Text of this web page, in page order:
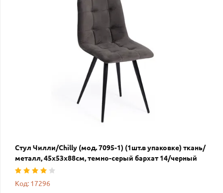
Стул Чилли/Chilly (мод. 7095-1) (1шт.в упаковке) ткань/
металл, 45х53х88см, темно-серый бархат 14/черный
Код: 17296